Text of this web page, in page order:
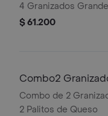
4 Granizados
$ 61.200
Combo2
Palitosde Queso
Combo de 2
2 Palitos de Queso